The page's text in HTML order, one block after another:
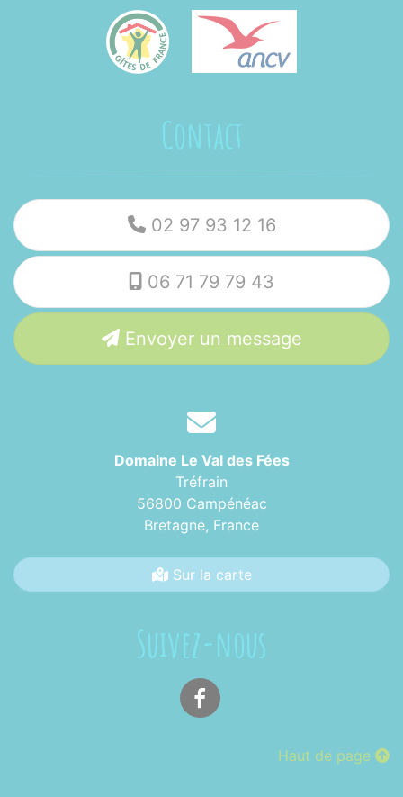
Contact
02 97 93 12 16
06 71 79 79 43
Envoyer un message
Domaine Le Val des Fées
Tréfrain
56800 Campénéac
Bretagne, France
Sur la carte
Suivez-nous
Haut de page